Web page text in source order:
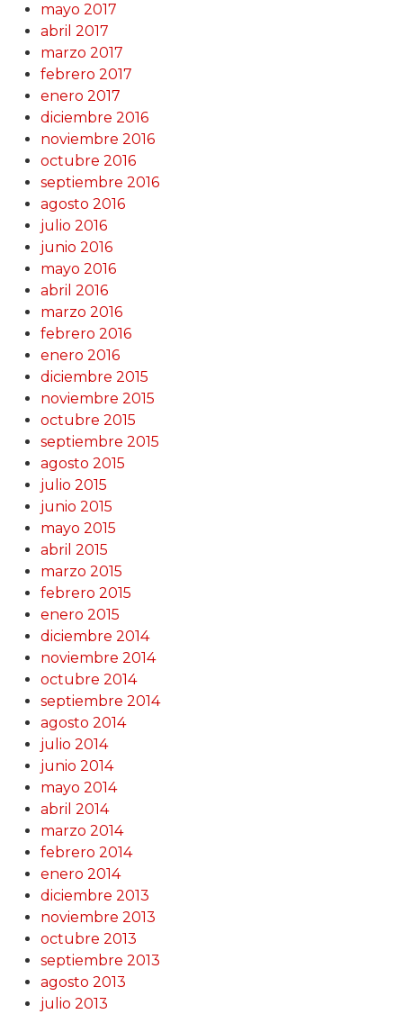
mayo 2017
abril 2017
marzo 2017
febrero 2017
enero 2017
diciembre 2016
noviembre 2016
octubre 2016
septiembre 2016
agosto 2016
julio 2016
junio 2016
mayo 2016
abril 2016
marzo 2016
febrero 2016
enero 2016
diciembre 2015
noviembre 2015
octubre 2015
septiembre 2015
agosto 2015
julio 2015
junio 2015
mayo 2015
abril 2015
marzo 2015
febrero 2015
enero 2015
diciembre 2014
noviembre 2014
octubre 2014
septiembre 2014
agosto 2014
julio 2014
junio 2014
mayo 2014
abril 2014
marzo 2014
febrero 2014
enero 2014
diciembre 2013
noviembre 2013
octubre 2013
septiembre 2013
agosto 2013
julio 2013